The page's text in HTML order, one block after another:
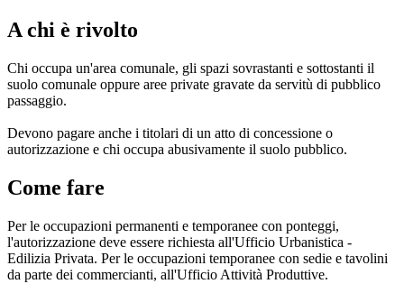
A chi è rivolto
Chi occupa un'area comunale, gli spazi sovrastanti e sottostanti il
suolo comunale oppure aree private gravate da servitù di pubblico
passaggio.
Devono pagare anche i titolari di un atto di concessione o
autorizzazione e chi occupa abusivamente il suolo pubblico.
Come fare
Per le occupazioni permanenti e temporanee con ponteggi,
l'autorizzazione deve essere richiesta all'Ufficio Urbanistica -
Edilizia Privata. Per le occupazioni temporanee con sedie e tavolini
da parte dei commercianti, all'Ufficio Attività Produttive.